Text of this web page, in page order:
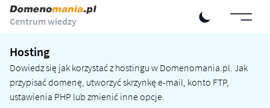
Centrum wiedzy
Hosting
Dowiedz się jak korzystać z hostingu w Domenomania.pl. Jak
przypisać domenę, utworzyć skrzynkę e-mail, konto FTP,
ustawienia PHP lub zmienić inne opcje.